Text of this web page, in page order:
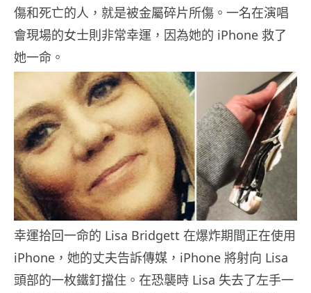
傷和死亡的人，就是被金屬碎片所傷。一名在演唱
會現場的女士則非常幸運，因為她的 iPhone 救了
她一命。
幸運拾回一命的 Lisa Bridgett 在爆炸期間正在使用
iPhone，她的丈夫告訴傳媒，iPhone 將射向 Lisa
頭部的一枚鐵釘擋住。在恐襲時 Lisa 失去了左手一